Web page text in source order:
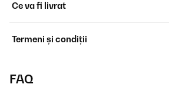
Ce va fi livrat
Termeni și condiții
FAQ